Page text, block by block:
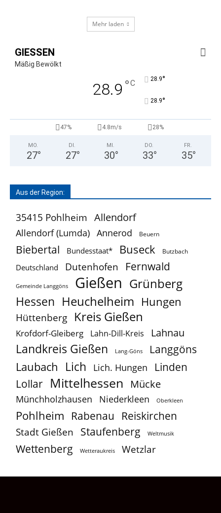
Mehr laden
GIESSEN
Mäßig Bewölkt
28.9 °C 28.9°
28.9°
47% 4.8m/s 28%
MO.
27°
DI.
27°
MI.
30°
DO.
33°
FR.
35°
Aus der Region:
35415 Pohlheim Allendorf
Allendorf (Lumda) Annerod Beuern
Biebertal Bundesstaat* Buseck Butzbach
Deutschland Dutenhofen Fernwald
Gemeinde Langgöns Gießen Grünberg
Hessen Heuchelheim Hungen
Hüttenberg Kreis Gießen
Krofdorf-Gleiberg Lahn-Dill-Kreis Lahnau
Landkreis Gießen Lang-Göns Langgöns
Laubach Lich Lich. Hungen Linden
Lollar Mittelhessen Mücke
Münchholzhausen Niederkleen Oberkleen
Pohlheim Rabenau Reiskirchen
Stadt Gießen Staufenberg Weltmusik
Wettenberg Wetteraukreis Wetzlar